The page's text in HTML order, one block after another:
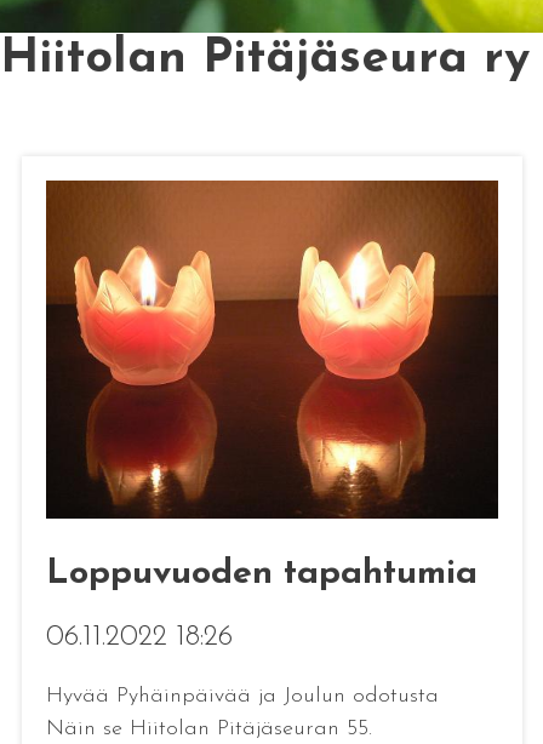
Hiitolan Pitäjäseura ry
Loppuvuoden tapahtumia
06.11.2022 18:26
Hyvää Pyhäinpäivää ja Joulun odotusta
Näin se Hiitolan Pitäjäseuran 55.